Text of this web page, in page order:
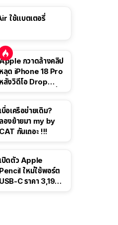
ใช้แบตเตอรี่
กวาดล้างคลิป
หลุด iPhone 18 Pro
หลังวิดีโอ Drop
เบื่อเครือข่ายเดิม?
ลองย้ายมา my by
CAT กันเถอะ !!!
เปิดตัว Apple
Pencil ใหม่ใช้พอร์ต
USB-C ราคา 3,190